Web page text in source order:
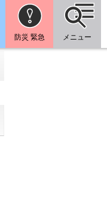
防災 緊急 メニュー